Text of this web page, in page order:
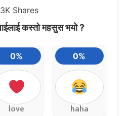
Shares
कस्तो महसुस भयो ?
0%
love
0%
haha